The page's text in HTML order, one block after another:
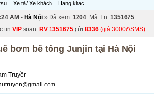
Xe tải/ Xe khách Hang khac
AM - Hà Nội » Đã xem: 1204. Mã Tin: 1351675
tin VIP soạn: RV 1351675 gửi 8336 (giá 3000đ/SMS)
bơm bê tông Junjin tại Hà Nội
Truyền